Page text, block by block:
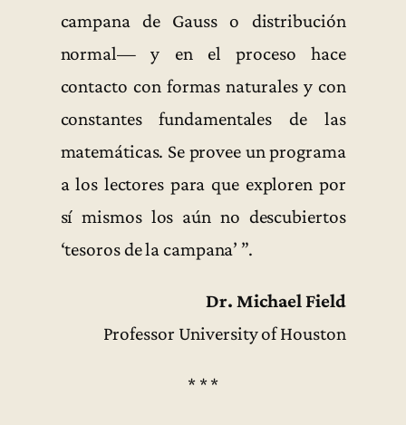
campana de Gauss o distribución
normal— y en el proceso hace
contacto con formas naturales y con
constantes fundamentales de las
matemáticas. Se provee un programa
a los lectores para que exploren por
sí mismos los aún no descubiertos
‘tesoros de la campana’ ”.
Dr. Michael Field
Professor University of Houston
* * *